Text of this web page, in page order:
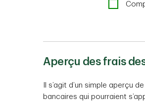
Aperçu des frais
Il s’agit d’un simple aperçu
bancaires qui pourraient